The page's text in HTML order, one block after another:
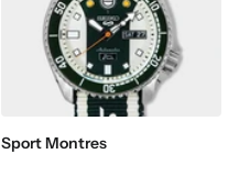
Sport Montres